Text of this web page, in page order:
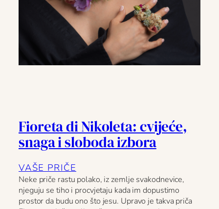
Fioreta di Nikoleta: cvijeće,
snaga i sloboda izbora
VAŠE PRIČE
Neke priče rastu polako, iz zemlje svakodnevice,
njeguju se tiho i procvjetaju kada im dopustimo
prostor da budu ono što jesu. Upravo je takva priča